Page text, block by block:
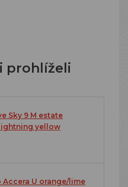
prohlíželi
Sky 9 M estate
yellow
Accera U orange/lime